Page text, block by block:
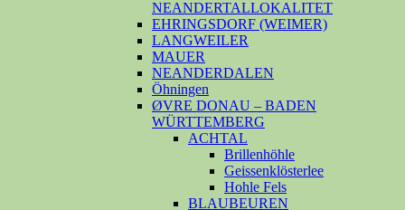
NEANDERTALLOKALITET
EHRINGSDORF (WEIMER)
LANGWEILER
MAUER
NEANDERDALEN
Öhningen
ØVRE DONAU – BADEN
WÜRTTEMBERG
ACHTAL
Brillenhöhle
Geissenklösterlee
Hohle Fels
BLAUBEUREN